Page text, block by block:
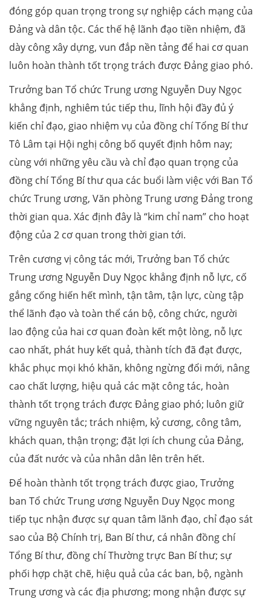
đóng góp quan trọng trong sự nghiệp cách mạng của
Đảng và dân tộc. Các thế hệ lãnh đạo tiền nhiệm, đã
dày công xây dựng, vun đắp nền tảng để hai cơ quan
luôn hoàn thành tốt trọng trách được Đảng giao phó.
Trưởng ban Tổ chức Trung ương Nguyễn Duy Ngọc
khẳng định, nghiêm túc tiếp thu, lĩnh hội đầy đủ ý
kiến chỉ đạo, giao nhiệm vụ của đồng chí Tổng Bí thư
Tô Lâm tại Hội nghị công bố quyết định hôm nay;
cùng với những yêu cầu và chỉ đạo quan trọng của
đồng chí Tổng Bí thư qua các buổi làm việc với Ban Tổ
chức Trung ương, Văn phòng Trung ương Đảng trong
thời gian qua. Xác định đây là “kim chỉ nam” cho hoạt
động của 2 cơ quan trong thời gian tới.
Trên cương vị công tác mới, Trưởng ban Tổ chức
Trung ương Nguyễn Duy Ngọc khẳng định nỗ lực, cố
gắng cống hiến hết mình, tận tâm, tận lực, cùng tập
thể lãnh đạo và toàn thể cán bộ, công chức, người
lao động của hai cơ quan đoàn kết một lòng, nỗ lực
cao nhất, phát huy kết quả, thành tích đã đạt được,
khắc phục mọi khó khăn, không ngừng đổi mới, nâng
cao chất lượng, hiệu quả các mặt công tác, hoàn
thành tốt trọng trách được Đảng giao phó; luôn giữ
vững nguyên tắc; trách nhiệm, kỷ cương, công tâm,
khách quan, thận trọng; đặt lợi ích chung của Đảng,
của đất nước và của nhân dân lên trên hết.
Để hoàn thành tốt trọng trách được giao, Trưởng
ban Tổ chức Trung ương Nguyễn Duy Ngọc mong
tiếp tục nhận được sự quan tâm lãnh đạo, chỉ đạo sát
sao của Bộ Chính trị, Ban Bí thư, cá nhân đồng chí
Tổng Bí thư, đồng chí Thường trực Ban Bí thư; sự
phối hợp chặt chẽ, hiệu quả của các ban, bộ, ngành
Trung ương và các địa phương; mong nhận được sự